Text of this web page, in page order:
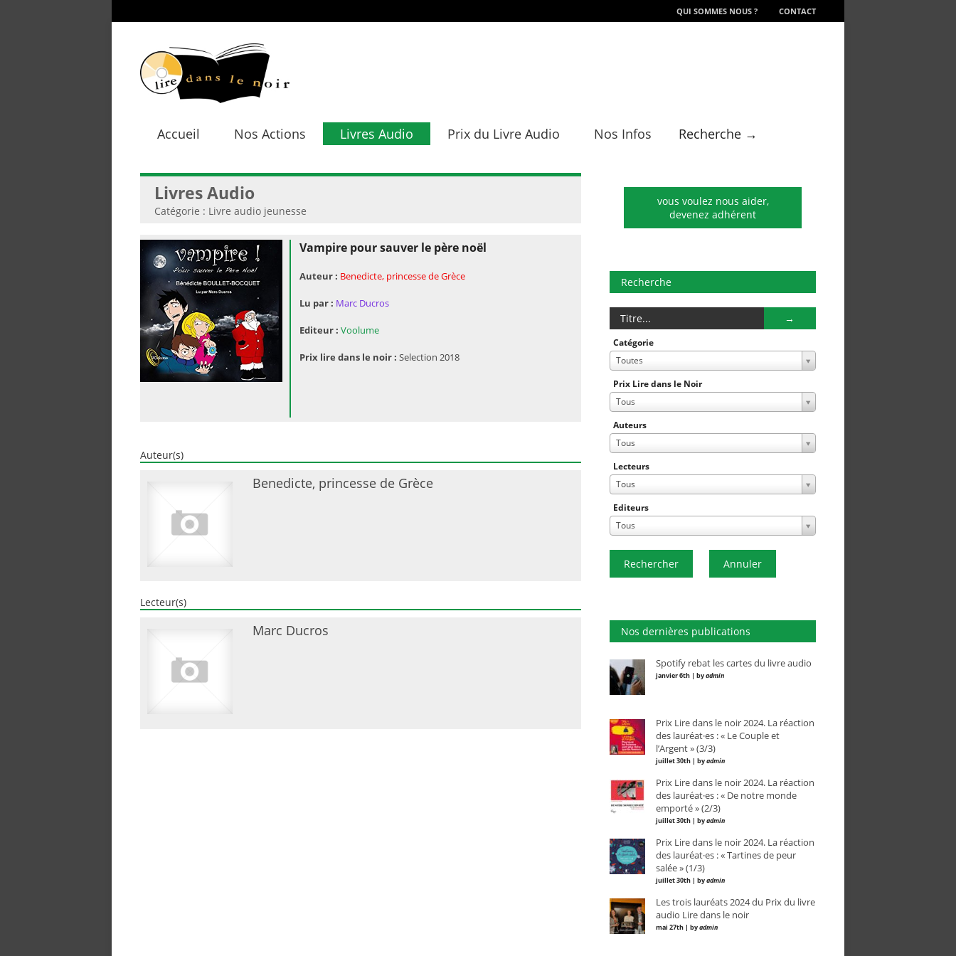
QUI SOMMES NOUS ? CONTACT
Accueil Nos Actions Livres Audio Prix du Livre Audio Nos Infos Recherche →
Livres Audio
Catégorie : Livre audio jeunesse
Vampire pour sauver le père noël
Auteur : Benedicte, princesse de Grèce
Lu par : Marc Ducros
Editeur : Voolume
Prix lire dans le noir :Selection 2018
Auteur(s)
Benedicte, princesse de Grèce
Lecteur(s)
Marc Ducros
vous voulez nous aider,
devenez adhérent
Recherche
Catégorie
Toutes
Prix Lire dans le Noir
Tous
Auteurs
Tous
Lecteurs
Tous
Editeurs
Tous
Rechercher Annuler
Nos dernières publications
Spotify rebat les cartes du livre audio
janvier 6th | byadmin
Prix Lire dans le noir 2024. La réaction
des lauréat·es : « Le Couple et
l’Argent » (3/3)
juillet 30th | byadmin
Prix Lire dans le noir 2024. La réaction
des lauréat·es : « De notre monde
emporté » (2/3)
juillet 30th | byadmin
Prix Lire dans le noir 2024. La réaction
des lauréat·es : « Tartines de peur
salée » (1/3)
juillet 30th | byadmin
Les trois lauréats 2024 du Prix du livre
audio Lire dans le noir
mai 27th | byadmin